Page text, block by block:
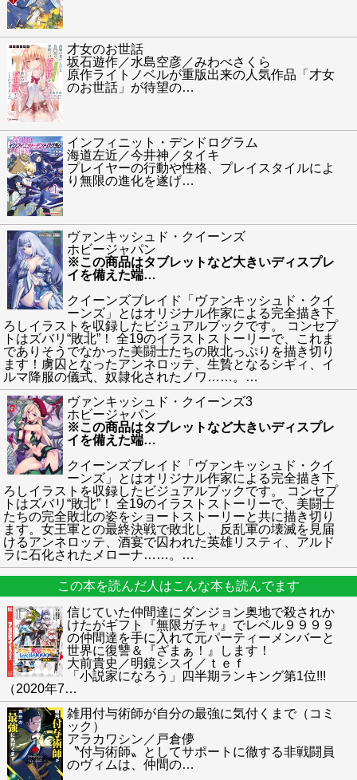
才女のお世話
坂石遊作／水島空彦／みわべさくら
原作ライトノベルが重版出来の人気作品「才女
のお世話」が待望の…
インフィニット・デンドログラム
海道左近／今井神／タイキ
プレイヤーの行動や性格、プレイスタイルによ
り無限の進化を遂げ…
ヴァンキッシュド・クイーンズ
ホビージャパン
※この商品はタブレットなど大きいディスプレ
イを備えた端…
クイーンズブレイド「ヴァンキッシュド・クイ
ーンズ」とはオリジナル作家による完全描き下
ろしイラストを収録したビジュアルブックです。 コンセプ
トはズバリ“敗北”！ 全19のイラストストーリーで、これま
でありそうでなかった美闘士たちの敗北っぷりを描き切り
ます！虜囚となったアンネロッテ、生贄となるシギィ、イ
ルマ降服の儀式、奴隷化されたノワ……。
…
ヴァンキッシュド・クイーンズ3
ホビージャパン
※この商品はタブレットなど大きいディスプレ
イを備えた端…
クイーンズブレイド「ヴァンキッシュド・クイ
ーンズ」とはオリジナル作家による完全描き下
ろしイラストを収録したビジュアルブックです。 コンセプ
トはズバリ“敗北”！ 全19のイラストストーリーで、美闘士
たちの完全敗北の姿をショートストーリーと共に描き切り
ます。女王軍との最終決戦で敗北し、反乱軍の壊滅を見届
けるアンネロッテ、酒宴で囚われた英雄リスティ、アルド
ラに石化されたメローナ……。
…
この本を読んだ人はこんな本も読んでます
信じていた仲間達にダンジョン奥地で殺されか
けたがギフト『無限ガチャ』でレベル９９９９
の仲間達を手に入れて元パーティーメンバーと
世界に復讐＆『ざまぁ！』します！
大前貴史／明鏡シスイ／ｔｅｆ
「小説家になろう」四半期ランキング第1位!!!
（2020年7…
雑用付与術師が自分の最強に気付くまで（コミ
ック）
アラカワシン／戸倉儚
〝付与術師〟としてサポートに徹する非戦闘員
のヴィムは、仲間の…